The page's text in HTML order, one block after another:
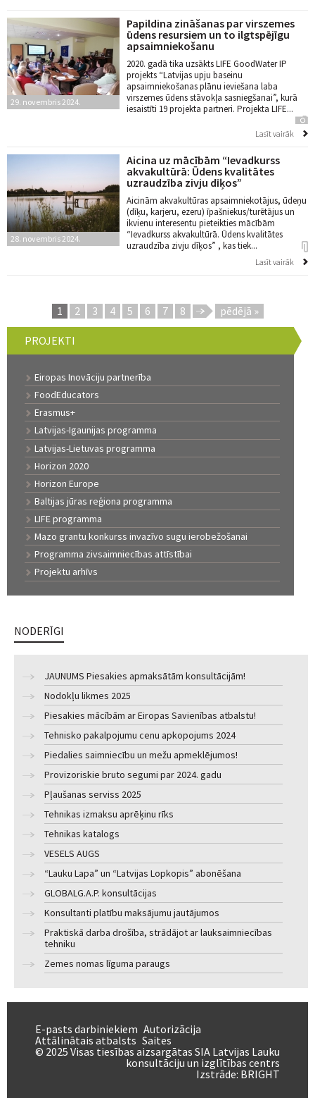
29. novembris 2024.
Papildina zināšanas par virszemes
ūdens resursiem un to ilgtspējīgu
apsaimniekošanu
2020. gadā tika uzsākts LIFE GoodWater IP
projekts “Latvijas upju baseinu
apsaimniekošanas plānu ieviešana laba
virszemes ūdens stāvokļa sasniegšanai”, kurā
iesaistīti 19 projekta partneri. Projekta LIFE...
Lasīt vairāk
28. novembris 2024.
Aicina uz mācībām “Ievadkurss
akvakultūrā: Ūdens kvalitātes
uzraudzība zivju dīķos”
Aicinām akvakultūras apsaimniekotājus, ūdeņu
(dīķu, karjeru, ezeru) īpašniekus/turētājus un
ikvienu interesentu pieteikties mācībām
“Ievadkurss akvakultūrā. Ūdens kvalitātes
uzraudzība zivju dīķos” , kas tiek...
Lasīt vairāk
1 2 3 4 5 6 7 8 pēdējā »
PROJEKTI
Eiropas Inovāciju partnerība
FoodEducators
Erasmus+
Latvijas-Igaunijas programma
Latvijas-Lietuvas programma
Horizon 2020
Horizon Europe
Baltijas jūras reģiona programma
LIFE programma
Mazo grantu konkurss invazīvo sugu ierobežošanai
Programma zivsaimniecības attīstībai
Projektu arhīvs
NODERĪGI
JAUNUMS Piesakies apmaksātām konsultācijām!
Nodokļu likmes 2025
Piesakies mācībām ar Eiropas Savienības atbalstu!
Tehnisko pakalpojumu cenu apkopojums 2024
Piedalies saimniecību un mežu apmeklējumos!
Provizoriskie bruto segumi par 2024. gadu
Pļaušanas serviss 2025
Tehnikas izmaksu aprēķinu rīks
Tehnikas katalogs
VESELS AUGS
“Lauku Lapa” un “Latvijas Lopkopis” abonēšana
GLOBALG.A.P. konsultācijas
Konsultanti platību maksājumu jautājumos
Praktiskā darba drošība, strādājot ar lauksaimniecības
tehniku
Zemes nomas līguma paraugs
E-pasts darbiniekiem Autorizācija
Attālinātais atbalsts Saites
© 2025 Visas tiesības aizsargātas SIA Latvijas Lauku
konsultāciju un izglītības centrs
Izstrāde: BRIGHT